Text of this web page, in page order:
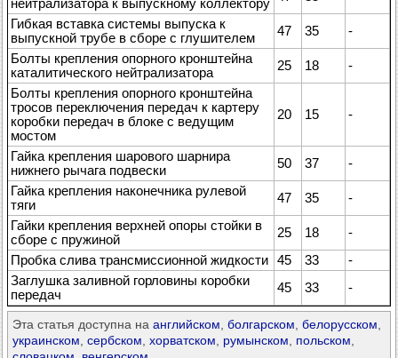
нейтрализатора к выпускному коллектору
Гибкая вставка системы выпуска к
выпускной трубе в сборе с глушителем
47 35
-
Болты крепления опорного кронштейна
каталитического нейтрализатора
25 18
-
Болты крепления опорного кронштейна
тросов переключения передач к картеру
коробки передач в блоке с ведущим
мостом
20 15 -
Гайка крепления шарового шарнира
нижнего рычага подвески
50 37
-
Гайка крепления наконечника рулевой
тяги
47 35
-
Гайки крепления верхней опоры стойки в
сборе с пружиной
25 18
-
Пробка слива трансмиссионной жидкости 45 33
-
Заглушка заливной горловины коробки
передач
45 33 -
Эта статья доступна на английском болгарском белорусском
украинском сербском хорватском румынском польском